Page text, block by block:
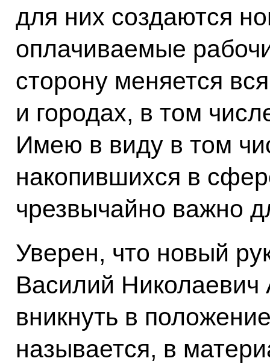
для них создаются
оплачиваемые
сторону меняется
и городах, в том
Имею в виду в том
накопившихся в
чрезвычайно важно
Уверен, что новый
Василий Николаевич
вникнуть в
называется, в